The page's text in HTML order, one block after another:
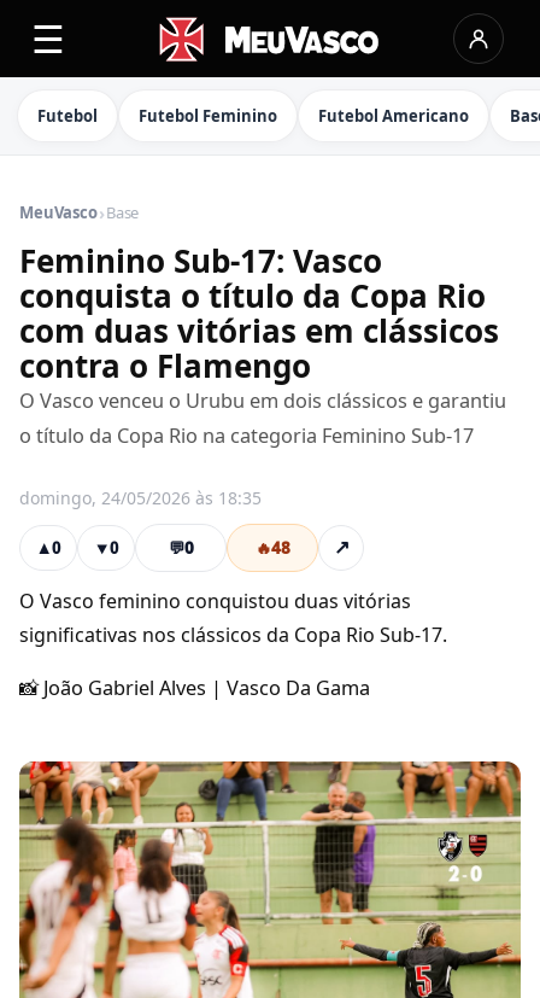
☰
Futebol Futebol Feminino Futebol Americano
MeuVasco›Base
Feminino Sub-17: Vasco
conquista o título da Copa Rio
com duas vitórias em clássicos
contra o Flamengo
O Vasco venceu o Urubu em dois clássicos e garantiu
o título da Copa Rio na categoria Feminino Sub-17
domingo, 24/05/2026 às 18:35
▲0 ▼0 💬0 🔥48 ↗
O Vasco feminino conquistou duas vitórias
significativas nos clássicos da Copa Rio Sub-17.
📸 João Gabriel Alves | Vasco Da Gama